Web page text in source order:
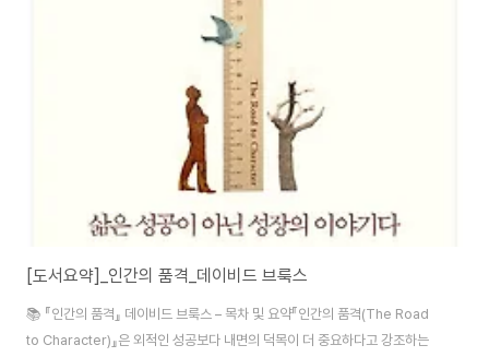
핑과 차박에 대한 생각을 실천으로 옮기기로 결심하였다. 1. 조사하다가 Map
을 발견시간이 걸리 더라도 자가로 해보기 도전 추가로 할것 : 번호판 교체 (차
량등록소) + 보험변경① 튜닝신청 : 웹사이트에서 입력하는것이 조금 시간이
[도서요약]_인간의 품격_데이비드 브룩스
📚 『인간의 품격』 데이비드 브룩스 – 목차 및 요약『인간의 품격(The Road
to Character)』은 외적인 성공보다 내면의 덕목이 더 중요하다고 강조하는